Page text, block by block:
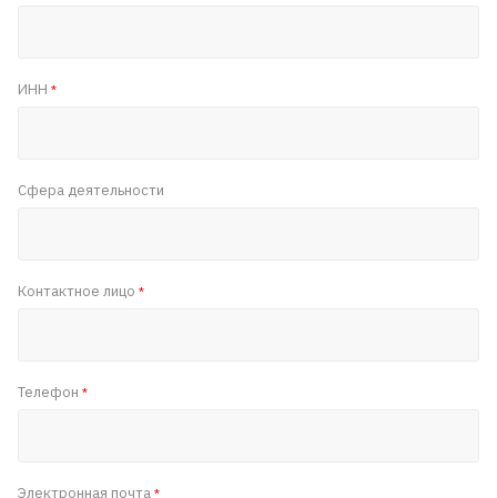
ИНН *
Сфера деятельности
Контактное лицо *
Телефон *
Электронная почта *